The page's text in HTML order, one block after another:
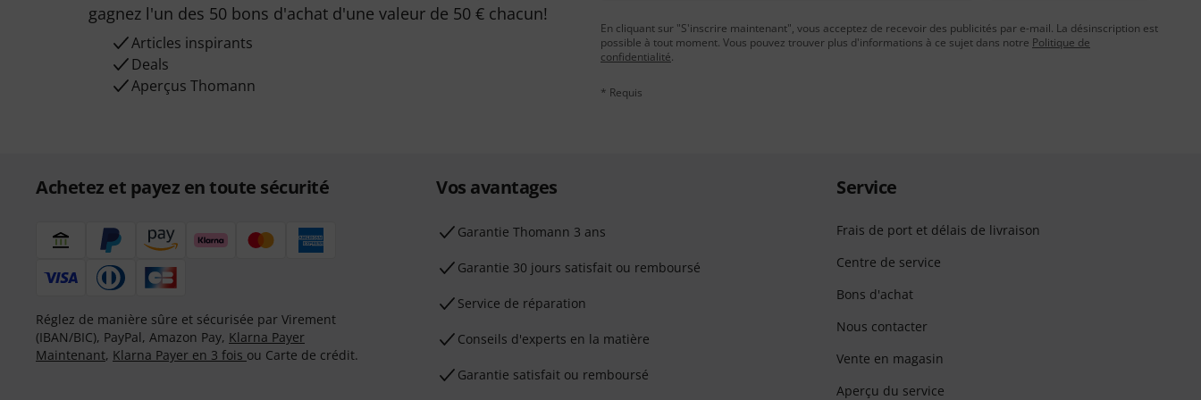
gagnez l'un des 50 bons d'achat d'une valeur de 50 € chacun!
Articles inspirants
Deals
Aperçus Thomann
En cliquant sur "S'inscrire maintenant", vous acceptez de recevoir des publicités par e-mail. La désinscription est
possible à tout moment. Vous pouvez trouver plus d'informations à ce sujet dans notre Politique de
confidentialité.
* Requis
Achetez et payez en toute sécurité
Réglez de manière sûre et sécurisée par Virement
(IBAN/BIC), PayPal, Amazon Pay, Klarna Payer
Maintenant, Klarna Payer en 3 fois ou Carte de crédit.
Vos avantages
Ga­ran­tie Thomann 3 ans
Garantie 30 jours satisfait ou remboursé
Service de réparation
Conseils d'experts en la matière
Garantie satisfait ou remboursé
Service
Frais de port et délais de livraison
Centre de service
Bons d'achat
Nous contacter
Vente en magasin
Aperçu du service